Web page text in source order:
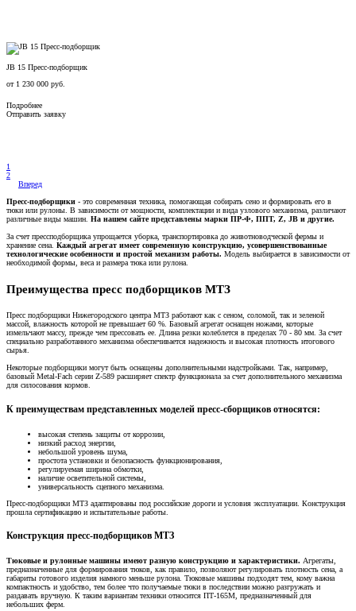
JB 15 Пресс-подборщик
от 1 230 000 руб.
Подробнее
Отправить заявку
1
2
Вперед
Пресс-подборщики - это современная техника, помогающая собирать сено и формировать его в
тюки или рулоны. В зависимости от мощности, комплектации и вида узлового механизма, различают
различные виды машин. На нашем сайте представлены марки ПР-Ф, ППТ, Z, JB и другие.
За счет прессподборщика упрощается уборка, транспортировка до животноводческой фермы и
хранение сена. Каждый агрегат имеет современную конструкцию, усовершенствованные
технологические особенности и простой механизм работы. Модель выбирается в зависимости от
необходимой формы, веса и размера тюка или рулона.
Преимущества пресс подборщиков МТЗ
Пресс подборщики Нижегородского центра МТЗ работают как с сеном, соломой, так и зеленой
массой, влажность которой не превышает 60 %. Базовый агрегат оснащен ножами, которые
измельчают массу, прежде чем прессовать ее. Длина резки колеблется в пределах 70 - 80 мм. За счет
специально разработанного механизма обеспечивается надежность и высокая плотность итогового
сырья.
Некоторые подборщики могут быть оснащены дополнительными надстройками. Так, например,
базовый Metal-Fach серии Z-589 расширяет спектр функционала за счет дополнительного механизма
для силосования кормов.
К преимуществам представленных моделей пресс-сборщиков относятся:
высокая степень защиты от коррозии,
низкий расход энергии,
небольшой уровень шума,
простота установки и безопасность функционирования,
регулируемая ширина обмотки,
наличие осветительной системы,
универсальность сцепного механизма.
Пресс-подборщики МТЗ адаптированы под российские дороги и условия эксплуатации. Конструкция
прошла сертификацию и испытательные работы.
Конструкция пресс-подборщиков МТЗ
Тюковые и рулонные машины имеют разную конструкцию и характеристики. Агрегаты,
предназначенные для формирования тюков, как правило, позволяют регулировать плотность сена, а
габариты готового изделия намного меньше рулона. Тюковые машины подходят тем, кому важна
компактность и удобство, тем более что получаемые тюки в последствии можно разгружать и
раздавать вручную. К таким вариантам техники относится ПТ-165М, предназначенный для
небольших ферм.